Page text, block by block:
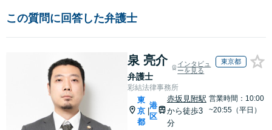
この質問に回答した弁護士
泉 亮介
弁護士
インタビュ
ーを見る
東京都
彩結法律事務所
東
京
都
港
区
赤坂見附駅
から徒歩3
分
営業時間：10:00
~20:55（平日）